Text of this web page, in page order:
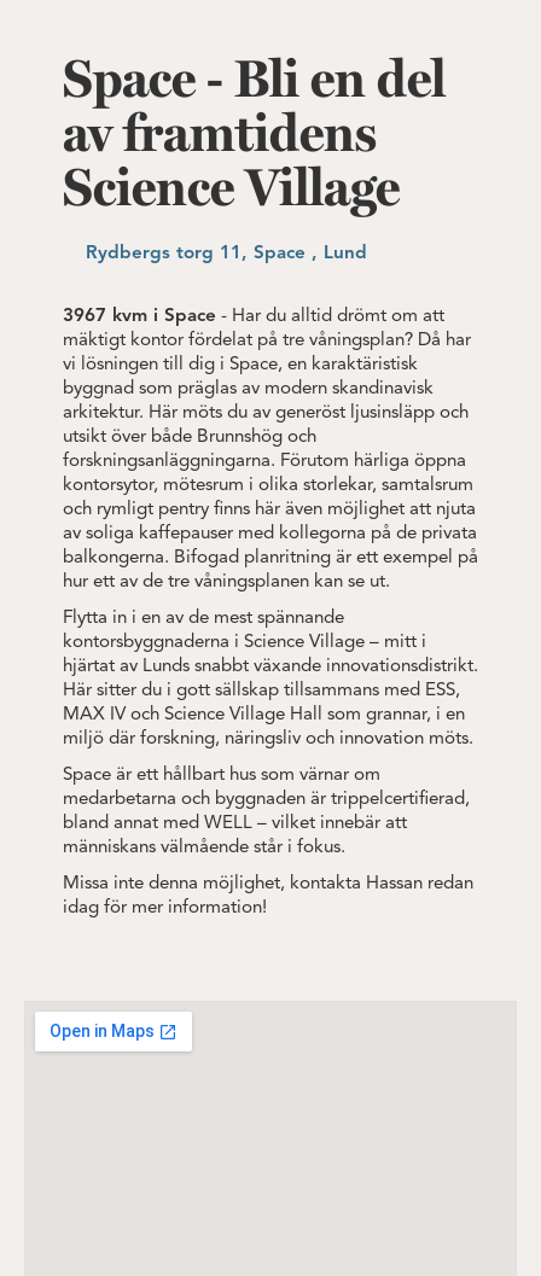
Space - Bli en del
av framtidens
Science Village
Rydbergs torg 11, Space , Lund
3967 kvm i Space - Har du alltid drömt om att
mäktigt kontor fördelat på tre våningsplan? Då har
vi lösningen till dig i Space, en karaktäristisk
byggnad som präglas av modern skandinavisk
arkitektur. Här möts du av generöst ljusinsläpp och
utsikt över både Brunnshög och
forskningsanläggningarna. Förutom härliga öppna
kontorsytor, mötesrum i olika storlekar, samtalsrum
och rymligt pentry finns här även möjlighet att njuta
av soliga kaffepauser med kollegorna på de privata
balkongerna. Bifogad planritning är ett exempel på
hur ett av de tre våningsplanen kan se ut.
Flytta in i en av de mest spännande
kontorsbyggnaderna i Science Village – mitt i
hjärtat av Lunds snabbt växande innovationsdistrikt.
Här sitter du i gott sällskap tillsammans med ESS,
MAX IV och Science Village Hall som grannar, i en
miljö där forskning, näringsliv och innovation möts.
Space är ett hållbart hus som värnar om
medarbetarna och byggnaden är trippelcertifierad,
bland annat med WELL – vilket innebär att
människans välmående står i fokus.
Missa inte denna möjlighet, kontakta Hassan redan
idag för mer information!